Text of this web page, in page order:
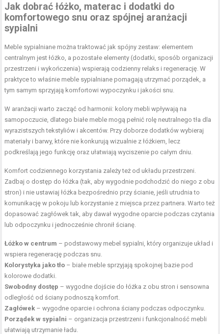
Jak dobrać łóżko, materac i dodatki do
komfortowego snu oraz spójnej aranżacji
sypialni
Meble sypialniane można traktować jak spójny zestaw: elementem
centralnym jest łóżko, a pozostałe elementy (dodatki, sposób organizacji
przestrzeni i wykończenia) wspierają codzienny relaks i regenerację. W
praktyce to właśnie meble sypialniane pomagają utrzymać porządek, a
tym samym sprzyjają komfortowi wypoczynku i jakości snu.
W aranżacji warto zacząć od harmonii: kolory mebli wpływają na
samopoczucie, dlatego białe meble mogą pełnić rolę neutralnego tła dla
wyrazistszych tekstyliów i akcentów. Przy doborze dodatków wybieraj
materiały i barwy, które nie konkurują wizualnie z łóżkiem, lecz
podkreślają jego funkcję oraz ułatwiają wyciszenie po całym dniu.
Komfort codziennego korzystania zależy też od układu przestrzeni.
Zadbaj o dostęp do łóżka (tak, aby wygodnie podchodzić do niego z obu
stron) i nie ustawiaj łóżka bezpośrednio przy ścianie, jeśli utrudnia to
komunikację w pokoju lub korzystanie z miejsca przez partnera. Warto też
dopasować zagłówek tak, aby dawał wygodne oparcie podczas czytania
lub odpoczynku i jednocześnie chronił ścianę.
Łóżko w centrum – podstawowy mebel sypialni, który organizuje układ i
wspiera regenerację podczas snu.
Kolorystyka jako tło – białe meble sprzyjają spokojnej bazie pod
kolorowe dodatki.
Swobodny dostęp – wygodne dojście do łóżka z obu stron i sensowna
odległość od ściany podnoszą komfort.
Zagłówek – wygodne oparcie i ochrona ściany podczas odpoczynku.
Porządek w sypialni – organizacja przestrzeni i funkcjonalność mebli
ułatwiają utrzymanie ładu.